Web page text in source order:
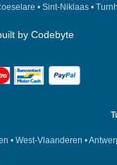
• Sint-Niklaas •
by Codebyte
• West-Vlaanderen •